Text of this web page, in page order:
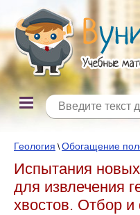
Геология \Обогащение
Испытания
для извлечения
хвостов. Отбор